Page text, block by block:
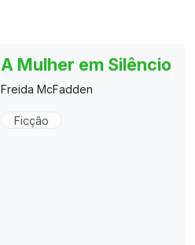
A Mulher em Silêncio
Freida McFadden
Ficção